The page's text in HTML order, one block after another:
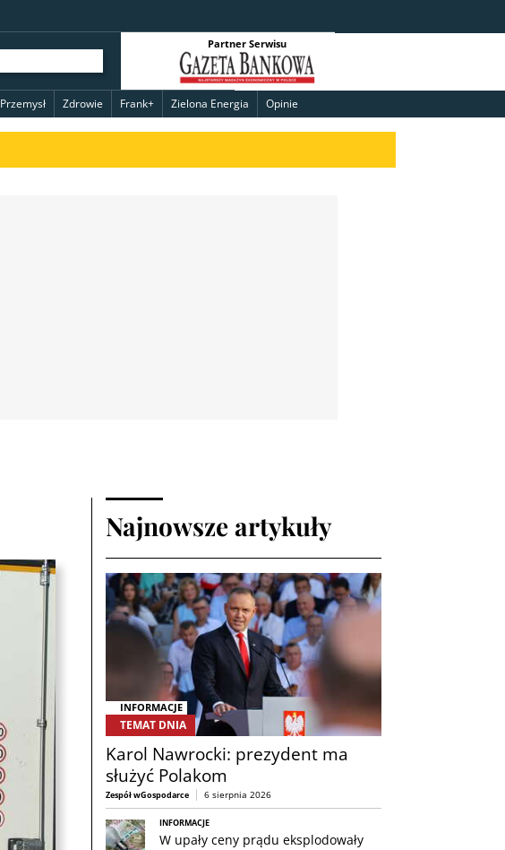
Partner Serwisu
Przemysł Zdrowie Frank+ Zielona Energia Opinie
Najnowsze artykuły
INFORMACJE
TEMAT DNIA
Karol Nawrocki: prezydent ma
służyć Polakom
Zespół wGospodarce 6 sierpnia 2026
INFORMACJE
W upały ceny prądu eksplodowały